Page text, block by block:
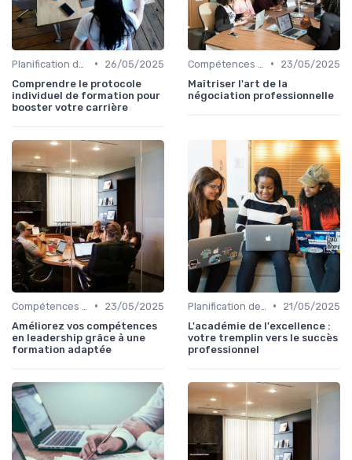
•
26/05/2025
Comprendre le protocole
individuel de formation pour
booster votre carrière
•
23/05/2025
Maîtriser l'art de la
négociation professionnelle
•
23/05/2025
Améliorez vos compétences
en leadership grâce à une
formation adaptée
•
21/05/2025
L'académie de l'excellence :
votre tremplin vers le succès
professionnel